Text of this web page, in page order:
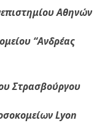
Αθηνών
“Ανδρέας
Στρασβούργου
Lyon